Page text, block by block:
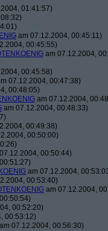
01:41:57)
am 07.12.2004, 00:45:11)
00:45:55)
am 07.12.2004,
00:45:58)
07.12.2004, 00:47:38)
00:48:05)
am 07.12.2004,
am 07.12.2004, 00:48:33)
00:49:38)
00:50:00)
00:50:44)
am 07.12.2004,
00:53:40)
am 07.12.2004,
00:52:20)
00:53:12)
am 07.12.2004, 00:56:30)